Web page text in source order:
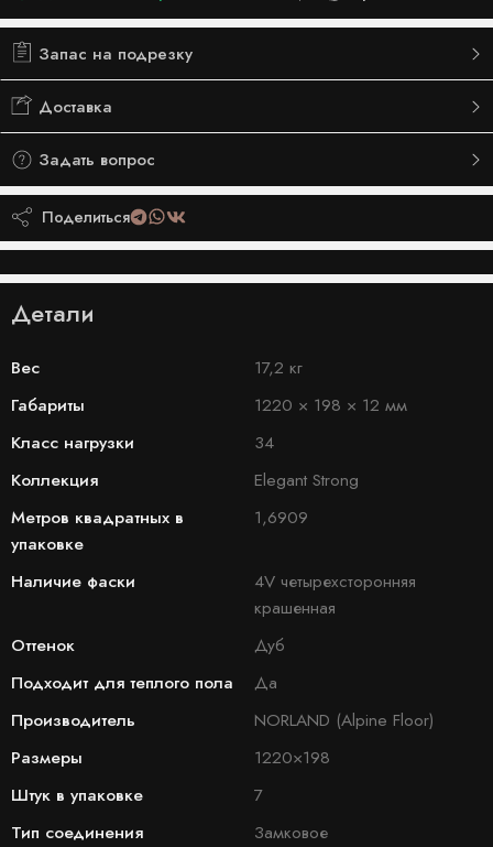
Добавлено в список желаний
Сравнить
Запас на подрезку
Доставка
Задать вопрос
Поделиться
Детали
Вес
17,2 кг
Габариты
1220 × 198 × 12 мм
Класс нагрузки
34
Коллекция
Elegant Strong
Метров квадратных в
упаковке
1,6909
Наличие фаски
4V четырехсторонняя
крашенная
Оттенок
Дуб
Подходит для теплого пола
Да
Производитель
NORLAND (Alpine Floor)
Размеры
1220×198
Штук в упаковке
7
Тип соединения
Замковое